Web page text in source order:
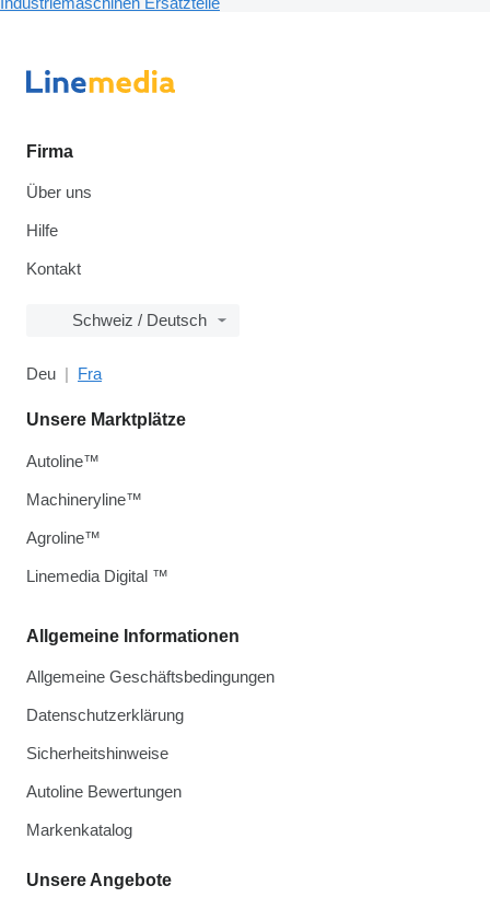
Firma
Über uns
Hilfe
Kontakt
Schweiz / Deutsch
Deu Fra
Allgemeine Informationen
Allgemeine Geschäftsbedingungen
Datenschutzerklärung
Sicherheitshinweise
Autoline Bewertungen
Markenkatalog
Unsere Angebote
Unsere Marktplätze
Autoline™
Machineryline™
Agroline™
Linemedia Digital ™